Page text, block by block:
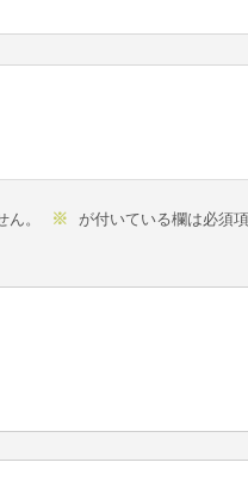
。 ※ が付いている欄は必須